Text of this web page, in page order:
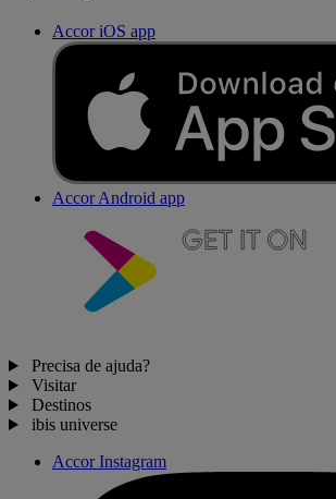
Accor iOS app
Accor Android app
Precisa de ajuda?
Visitar
Destinos
ibis universe
Accor Instagram